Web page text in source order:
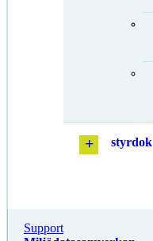
styrdok
Support